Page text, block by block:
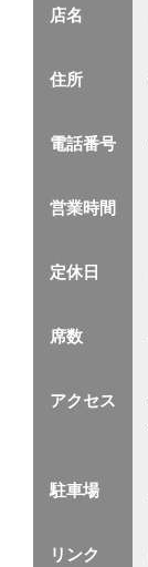
店名
住所
電話番号
営業時間
定休日
席数
アクセス
駐車場
リンク